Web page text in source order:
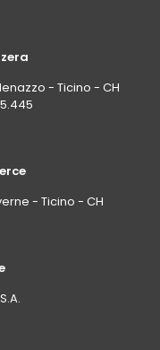
- Ticino - CH
- Ticino - CH